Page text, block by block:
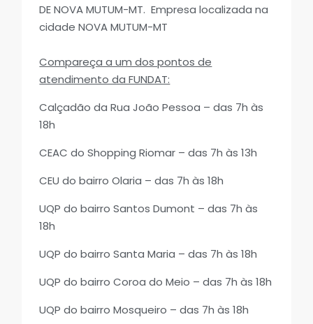
DE NOVA MUTUM-MT. Empresa localizada na
cidade NOVA MUTUM-MT
Compareça a um dos pontos de
atendimento da FUNDAT:
Calçadão da Rua João Pessoa – das 7h às
18h
CEAC do Shopping Riomar – das 7h às 13h
CEU do bairro Olaria – das 7h às 18h
UQP do bairro Santos Dumont – das 7h às
18h
UQP do bairro Santa Maria – das 7h às 18h
UQP do bairro Coroa do Meio – das 7h às 18h
UQP do bairro Mosqueiro – das 7h às 18h